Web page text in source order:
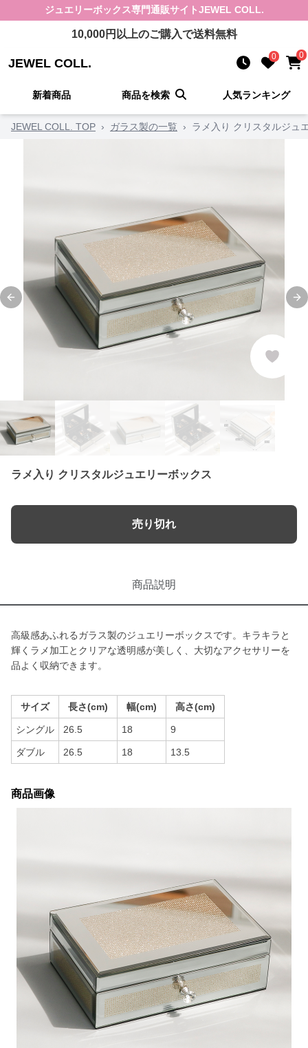
ジュエリーボックス専門通販サイトJEWEL COLL.
10,000円以上のご購入で送料無料
JEWEL COLL. 0 0
新着商品 商品を検索 人気ランキング
JEWEL COLL. TOP › ガラス製の一覧 › ラメ入り クリスタルジュ
Previous slide
ラメ入り クリスタルジュエリーボックス
売り切れ
商品説明
高級感あふれるガラス製のジュエリーボックスです。キラキラと
輝くラメ加工とクリアな透明感が美しく、大切なアクセサリーを
品よく収納できます。
サイズ 長さ(cm) 幅(cm) 高さ(cm)
シングル 26.5 18 9
ダブル 26.5 18 13.5
商品画像